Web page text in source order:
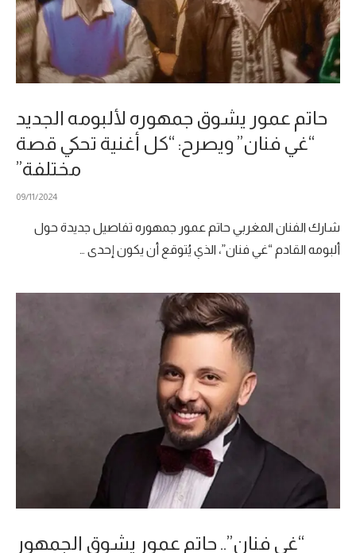
حاتم عمور يشوق جمهوره لألبومه الجديد
“غي فنان” ويصرح: “كل أغنية تحكي قصة
مختلفة”
09/11/2024
شارك الفنان المغربي حاتم عمور جمهوره تفاصيل جديدة حول
ألبومه القادم “غي فنان”، الذي يُتوقع أن يكون إحدى …
“غي فنان”.. حاتم عمور يشوق الجمهور